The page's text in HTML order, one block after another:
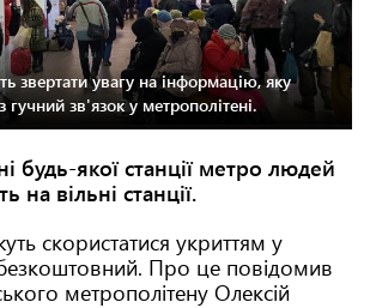
звертати увагу на інформацію, яку
гучний зв'язок у метрополітені.
будь-якої станції метро людей
на вільні станції.
скористатися укриттям у
Про це повідомив
метрополітену Олексій